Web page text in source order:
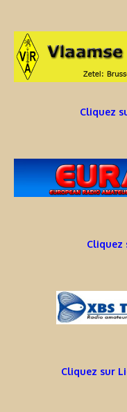
Cliquez
Cliquez
Cliquez sur